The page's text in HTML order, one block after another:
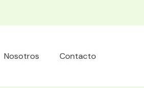
Nosotros Contacto